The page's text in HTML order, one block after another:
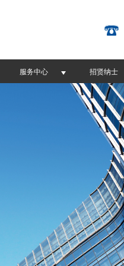
服务中心 招贤纳士